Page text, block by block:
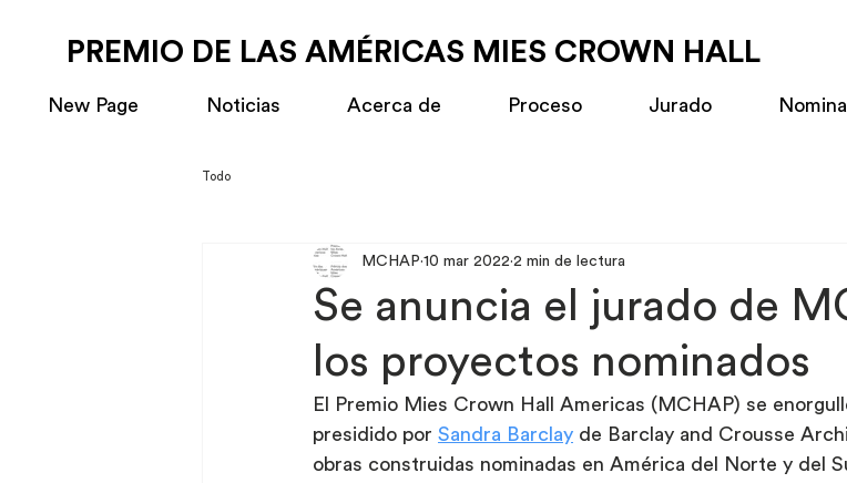
PREMIO DE LAS AMÉRICAS MIES CROWN HALL
New Page Noticias Acerca de Proceso Jurado
Todo
Se anuncia el jurado de
los proyectos nominados
MCHAP 10 mar 2022 2 min de lectura
El Premio Mies Crown Hall Americas (MCHAP) se
presidido por Sandra Barclay de Barclay and Crousse
obras construidas nominadas en América del Norte y del